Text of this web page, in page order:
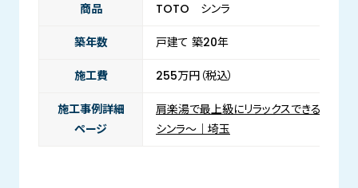
商品 TOTO シンラ
築年数 戸建て 築20年
施工費 255万円（税込）
施工事例詳細
ページ
肩楽湯で最上級にリラックスできるお風
シンラ～｜埼玉